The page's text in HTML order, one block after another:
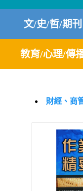
文/史/哲/期刊
教育/心理/傳
財經、商